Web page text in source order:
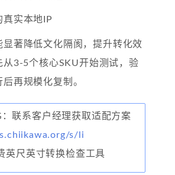
真实本地IP
显著降低文化隔阂，提升转化效
从3-5个核心SKU开始测试，验
再规模化复制。
：联系客户经理获取适配方案
s/li
英尺英寸转换检查工具